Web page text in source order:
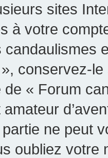
sites
à votre
conservez-
de « Forum
partie ne peut
oubliez votre